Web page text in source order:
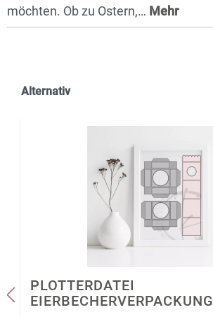
möchten. Ob zu Ostern,… Mehr
Alternativ
PLOTTERDATEI
EIERBECHERVERPACKUNG